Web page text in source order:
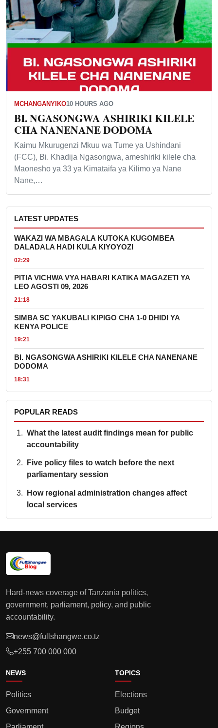
MCHANGANYIKO10 HOURS AGO
BI. NGASONGWA ASHIRIKI KILELE
CHA NANENANE DODOMA
Kaimu Mkurugenzi Mkuu wa Tume ya Ushindani
(FCC), Bi. Khadija Ngasongwa, ameshiriki kilele cha
Maonesho ya 33 ya Kimataifa ya Kilimo ya Nane
Nane,…
LATEST UPDATES
WAKAZI WA MBAGALA KUTOKA KUGOMBEA
DALADALA HADI KULA KIYOYOZI
02:29
PITIA VICHWA VYA HABARI KATIKA MAGAZETI YA
LEO AGOSTI 09, 2026
21:18
SIMBA SC YAKUBALI KIPIGO CHA 1-0 DHIDI YA
KENYA POLICE
19:21
BI. NGASONGWA ASHIRIKI KILELE CHA NANENANE
DODOMA
18:31
POPULAR READS
What the latest audit findings mean for public
accountability
Five policy files to watch before the next
parliamentary session
How regional administration changes affect
local services
Hard-news coverage of Tanzania politics,
government, parliament, policy, and public
accountability.
news@fullshangwe.co.tz
+255 700 000 000
NEWS
Politics
Government
TOPICS
Elections
Budget